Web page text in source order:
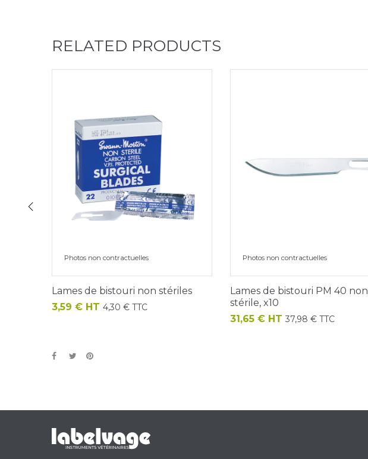
RELATED PRODUCTS
Photos non contractuelles
Lames de bistouri non stériles
Prix
3,59 € HT 4,30 € TTC
Photos non contractuelles
Lames de bistouri PM 40 non
stérile, x10
Prix
31,65 € HT 37,98 € TTC